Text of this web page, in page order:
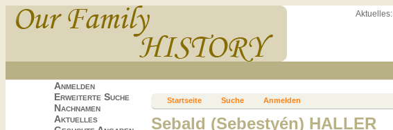
Aktuelles:
Anmelden
Erweiterte Suche
Nachnamen
Aktuelles
Startseite Suche Anmelden
Sebald (Sebestyén) HALLER